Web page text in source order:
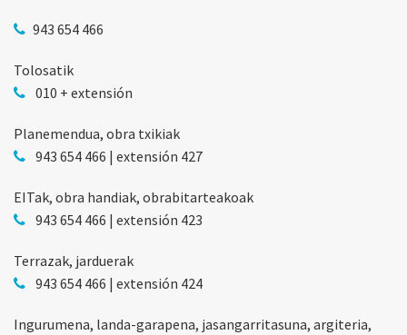
943 654 466
Tolosatik
010 + extensión
Planemendua, obra txikiak
943 654 466 | extensión 427
EITak, obra handiak, obrabitarteakoak
943 654 466 | extensión 423
Terrazak, jarduerak
943 654 466 | extensión 424
Ingurumena, landa-garapena, jasangarritasuna, argiteria,